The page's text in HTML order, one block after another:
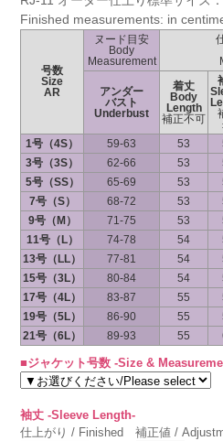
Finished measurements: in
号数
Size
AR
ヌード目安
Body
Measurement
アンダー
バスト
Underbust
着丈
Body
Length
補正不可
1号（4S） 59-63 53
3号（3S）
62-66 53
5号（SS）
65-69 53
7号（S）
68-72 53
9号（M）
71-75 53
11号（L）
74-78 54
13号（LL）
77-81 54
15号（3L）
80-84 54
17号（4L）
83-87 55
19号（5L）
86-90 55
21号（6L）
89-93 55
■ジャケット号数 -Size &
袖丈 -Sleeve Length-
仕上がり / Finished
補正値 /